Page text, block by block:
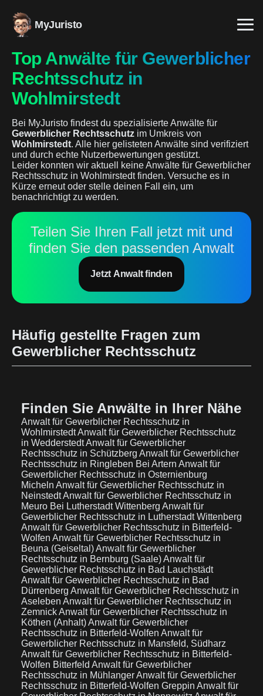
MyJuristo
Top Anwälte für Gewerblicher
Rechtsschutz in
Wohlmirstedt
Bei MyJuristo findest du spezialisierte Anwälte für
Gewerblicher Rechtsschutz im Umkreis von
Wohlmirstedt. Alle hier gelisteten Anwälte sind verifiziert
und durch echte Nutzerbewertungen gestützt.
Leider konnten wir aktuell keine Anwälte für Gewerblicher
Rechtsschutz in Wohlmirstedt finden. Versuche es in
Kürze erneut oder stelle deinen Fall ein, um
benachrichtigt zu werden.
Teilen Sie Ihren Fall jetzt mit und
finden Sie den passenden Anwalt
Jetzt Anwalt finden
Häufig gestellte Fragen zum
Gewerblicher Rechtsschutz
Finden Sie Anwälte in Ihrer Nähe
Anwalt für Gewerblicher Rechtsschutz in
WohlmirstedtAnwalt für Gewerblicher Rechtsschutz
in WedderstedtAnwalt für Gewerblicher
Rechtsschutz in Schützberg Anwalt für Gewerblicher
Rechtsschutz in Ringleben Bei Artern Anwalt für
Gewerblicher Rechtsschutz in Osternienburg
Micheln Anwalt für Gewerblicher Rechtsschutz in
NeinstedtAnwalt für Gewerblicher Rechtsschutz in
Meuro Bei Lutherstadt Wittenberg Anwalt für
Gewerblicher Rechtsschutz in Lutherstadt Wittenberg
Anwalt für Gewerblicher Rechtsschutz in Bitterfeld-
Wolfen Anwalt für Gewerblicher Rechtsschutz in
Beuna (Geiseltal)Anwalt für Gewerblicher
Rechtsschutz in Bernburg (Saale)Anwalt für
Gewerblicher Rechtsschutz in Bad Lauchstädt
Anwalt für Gewerblicher Rechtsschutz in Bad
Dürrenberg Anwalt für Gewerblicher Rechtsschutz in
Aseleben Anwalt für Gewerblicher Rechtsschutz in
ZemnickAnwalt für Gewerblicher Rechtsschutz in
Köthen (Anhalt)Anwalt für Gewerblicher
Rechtsschutz in Bitterfeld-Wolfen Anwalt für
Gewerblicher Rechtsschutz in Mansfeld, Südharz
Anwalt für Gewerblicher Rechtsschutz in Bitterfeld-
Wolfen Bitterfeld Anwalt für Gewerblicher
Rechtsschutz in MühlangerAnwalt für Gewerblicher
Rechtsschutz in Bitterfeld-Wolfen Greppin Anwalt für